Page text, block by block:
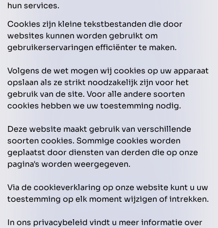
hun services.
Cookies zijn kleine tekstbestanden die door
websites kunnen worden gebruikt om
gebruikerservaringen efficiënter te maken.
Volgens de wet mogen wij cookies op uw apparaat
opslaan als ze strikt noodzakelijk zijn voor het
gebruik van de site. Voor alle andere soorten
cookies hebben we uw toestemming nodig.
Deze website maakt gebruik van verschillende
soorten cookies. Sommige cookies worden
geplaatst door diensten van derden die op onze
pagina's worden weergegeven.
Via de cookieverklaring op onze website kunt u uw
toestemming op elk moment wijzigen of intrekken.
In ons privacybeleid vindt u meer informatie over